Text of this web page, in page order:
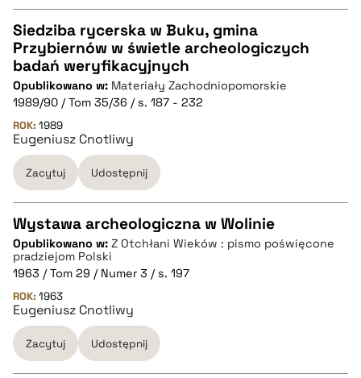
pobierz cytat
CZYSTY TEKST
pobierz cytat
BIBTEX
pobierz cytat
Siedziba rycerska w Buku, gmina
Przybiernów w świetle archeologiczych
badań weryfikacyjnych
Opublikowano w: Materiały Zachodniopomorskie
1989/90 / Tom 35/36 / s. 187 - 232
ROK: 1989
Eugeniusz Cnotliwy
Zacytuj Udostępnij
CZYSTY TEKST
pobierz cytat
BIBTEX
Wystawa archeologiczna w Wolinie
Opublikowano w: Z Otchłani Wieków : pismo poświęcone
pradziejom Polski
1963 / Tom 29 / Numer 3 / s. 197
ROK: 1963
Eugeniusz Cnotliwy
Zacytuj Udostępnij